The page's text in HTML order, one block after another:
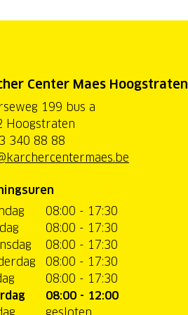
Center Maes Hoogstraten
199 bus a
Hoogstraten
340 88 88
08:00 - 17:30
08:00 - 17:30
08:00 - 17:30
08:00 - 17:30
08:00 - 17:30
08:00 - 12:00
gesloten